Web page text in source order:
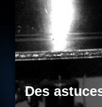
Des